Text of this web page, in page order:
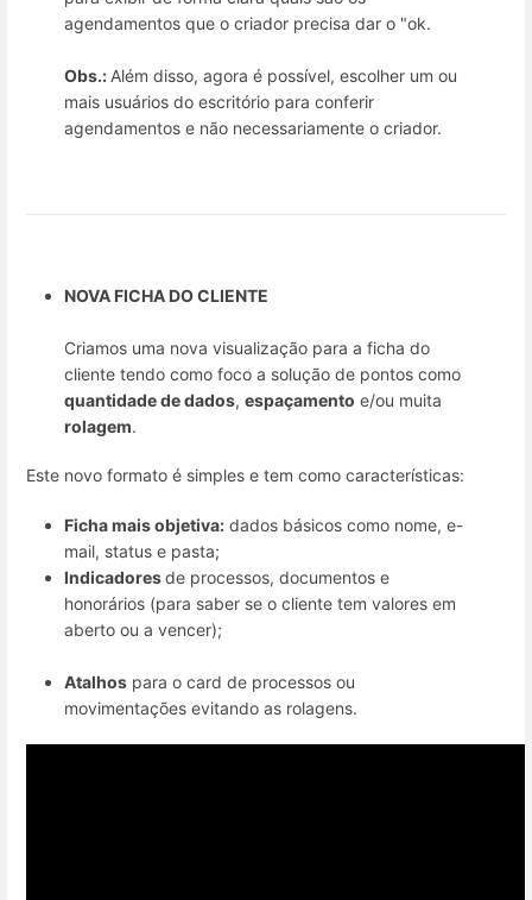
agendamentos que o criador precisa dar o "ok.
Obs.: Além disso, agora é possível, escolher um ou
mais usuários do escritório para conferir
agendamentos e não necessariamente o criador.
NOVA FICHA DO CLIENTE
Criamos uma nova visualização para a ficha do
cliente tendo como foco a solução de pontos como
quantidade de dados, espaçamento e/ou muita
rolagem.
Este novo formato é simples e tem como características:
Ficha mais objetiva: dados básicos como nome, e-
mail, status e pasta;
Indicadoresde processos, documentos e
honorários (para saber se o cliente tem valores em
aberto ou a vencer);
Atalhos para o card de processos ou
movimentações evitando as rolagens.